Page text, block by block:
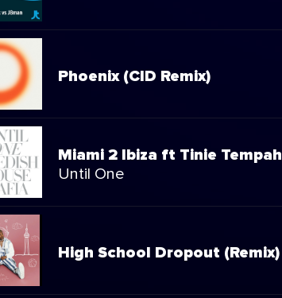
Phoenix (CID Remix)
Miami 2 Ibiza ft Tinie Tempah
Until One
High School Dropout (Remix)